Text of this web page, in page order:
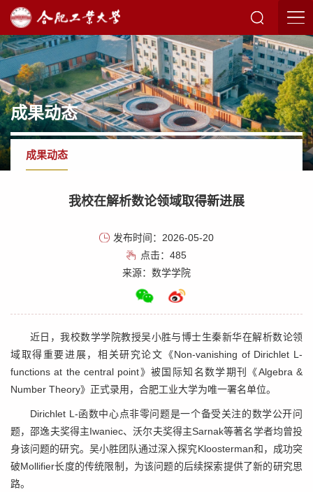
成果动态
成果动态
我校在解析数论领域取得新进展
发布时间：2026-05-20
点击： 485
来源：数学学院
近日，我校数学学院教授吴小胜与博士生秦新华在解析数论领
域取得重要进展，相关研究论文《Non-vanishing of Dirichlet L-
functions at the central point》被国际知名数学期刊《Algebra &
Number Theory》正式录用，合肥工业大学为唯一署名单位。
Dirichlet L-函数中心点非零问题是一个备受关注的数学公开问
题，邵逸夫奖得主Iwaniec、沃尔夫奖得主Sarnak等著名学者均曾投
身该问题的研究。吴小胜团队通过深入探究Kloosterman和，成功突
破Mollifier长度的传统限制，为该问题的后续探索提供了新的研究思
路。